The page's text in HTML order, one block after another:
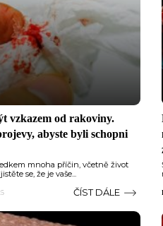
vzkazem od rakoviny.
abyste byli schopni
mnoha příčin, včetně život
se, že je vaše...
ČÍST DÁLE